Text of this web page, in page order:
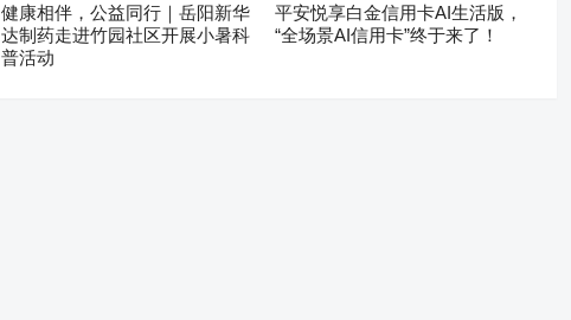
健康相伴，公益同行｜岳阳新华
达制药走进竹园社区开展小暑科
普活动
平安悦享白金信用卡AI生活版，
“全场景AI信用卡”终于来了！